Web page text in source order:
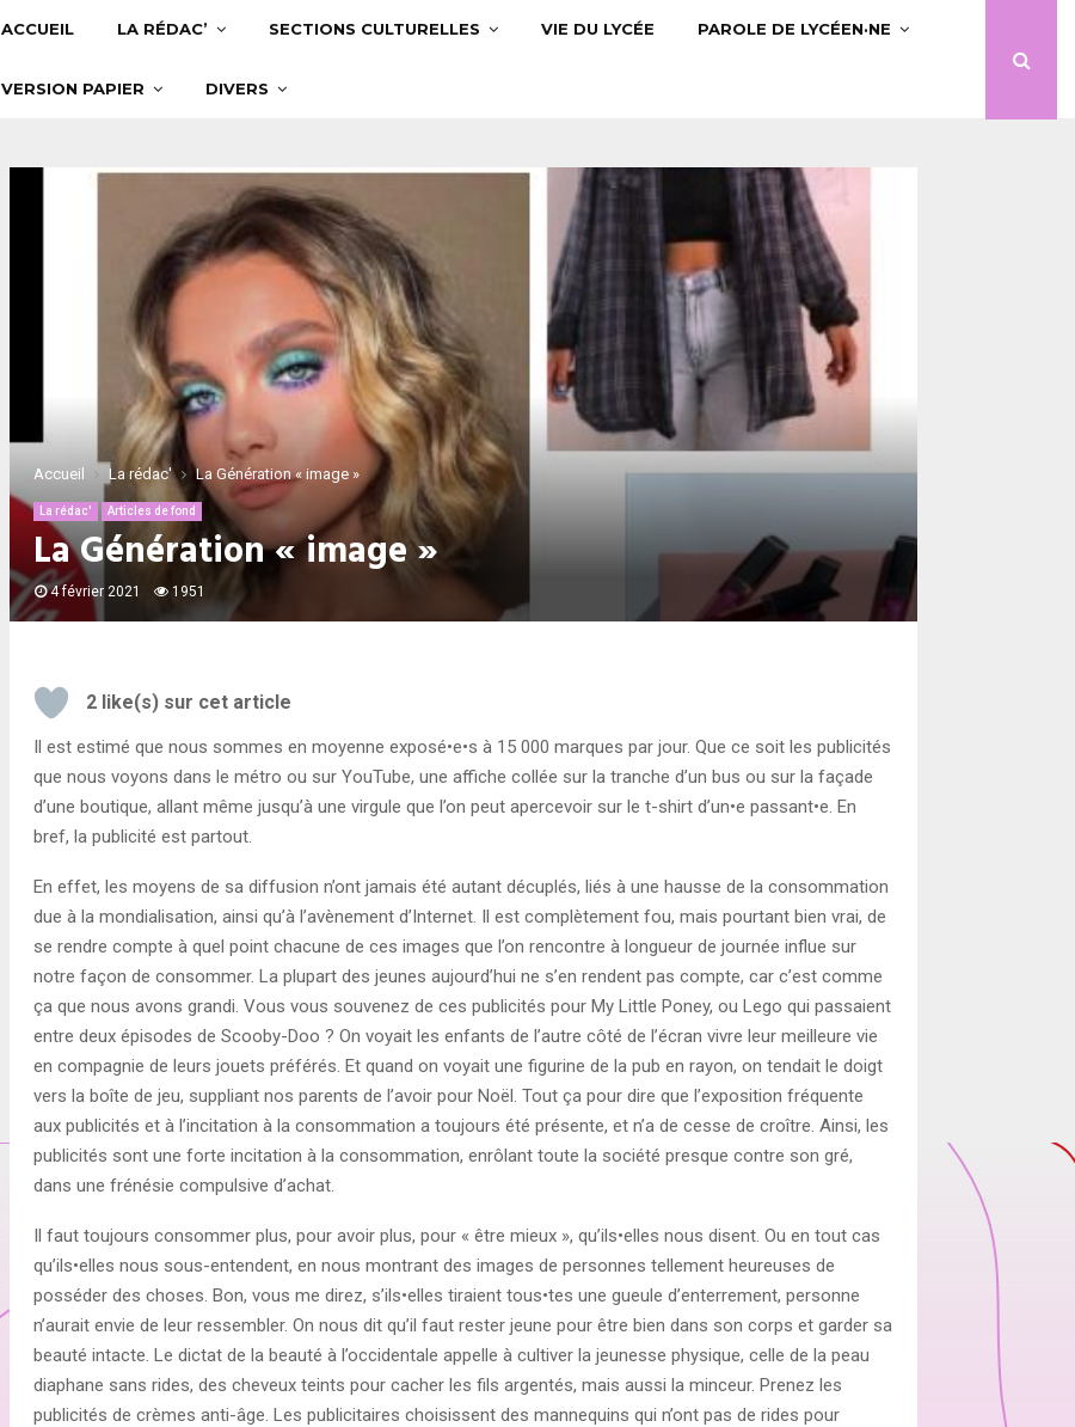
ACCUEIL LA RÉDAC’ SECTIONS CULTURELLES VIE DU LYCÉE PAROLE DE LYCÉEN·NE
VERSION PAPIER DIVERS
Accueil La rédac' La Génération « image »
La rédac' Articles de fond
La Génération « image »
4 février 2021 1951
2 like(s) sur cet article
Il est estimé que nous sommes en moyenne exposé•e•s à 15 000 marques par jour. Que ce soit les publicités
que nous voyons dans le métro ou sur YouTube, une affiche collée sur la tranche d’un bus ou sur la façade
d’une boutique, allant même jusqu’à une virgule que l’on peut apercevoir sur le t-shirt d’un•e passant•e. En
bref, la publicité est partout.
En effet, les moyens de sa diffusion n’ont jamais été autant décuplés, liés à une hausse de la consommation
due à la mondialisation, ainsi qu’à l’avènement d’Internet. Il est complètement fou, mais pourtant bien vrai, de
se rendre compte à quel point chacune de ces images que l’on rencontre à longueur de journée influe sur
notre façon de consommer. La plupart des jeunes aujourd’hui ne s’en rendent pas compte, car c’est comme
ça que nous avons grandi. Vous vous souvenez de ces publicités pour My Little Poney, ou Lego qui passaient
entre deux épisodes de Scooby-Doo ? On voyait les enfants de l’autre côté de l’écran vivre leur meilleure vie
en compagnie de leurs jouets préférés. Et quand on voyait une figurine de la pub en rayon, on tendait le doigt
vers la boîte de jeu, suppliant nos parents de l’avoir pour Noël. Tout ça pour dire que l’exposition fréquente
aux publicités et à l’incitation à la consommation a toujours été présente, et n’a de cesse de croître. Ainsi, les
publicités sont une forte incitation à la consommation, enrôlant toute la société presque contre son gré,
dans une frénésie compulsive d’achat.
Il faut toujours consommer plus, pour avoir plus, pour « être mieux », qu’ils•elles nous disent. Ou en tout cas
qu’ils•elles nous sous-entendent, en nous montrant des images de personnes tellement heureuses de
posséder des choses. Bon, vous me direz, s’ils•elles tiraient tous•tes une gueule d’enterrement, personne
n’aurait envie de leur ressembler. On nous dit qu’il faut rester jeune pour être bien dans son corps et garder sa
beauté intacte. Le dictat de la beauté à l’occidentale appelle à cultiver la jeunesse physique, celle de la peau
diaphane sans rides, des cheveux teints pour cacher les fils argentés, mais aussi la minceur. Prenez les
publicités de crèmes anti-âge. Les publicitaires choisissent des mannequins qui n’ont pas de rides pour